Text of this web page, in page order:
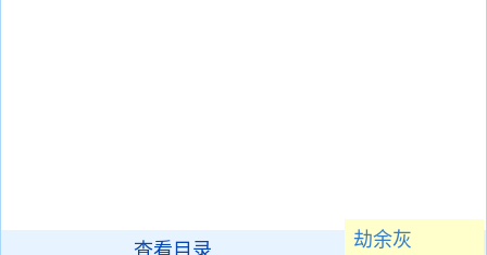
劫余灰
查看目录